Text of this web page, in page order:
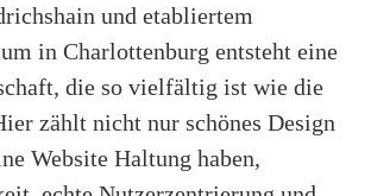
und etabliertem
in Charlottenburg entsteht eine
die so vielfältig ist wie die
zählt nicht nur schönes Design
Website Haltung haben,